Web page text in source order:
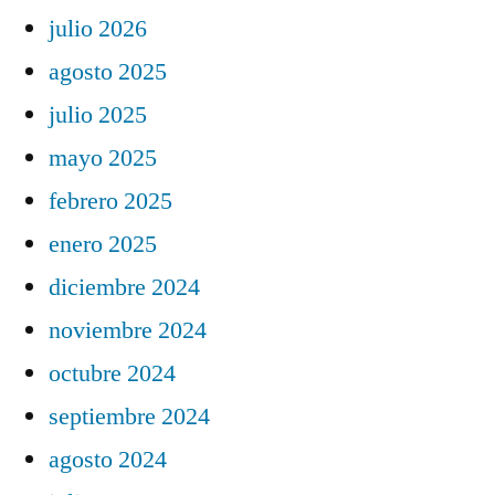
julio 2026
agosto 2025
julio 2025
mayo 2025
febrero 2025
enero 2025
diciembre 2024
noviembre 2024
octubre 2024
septiembre 2024
agosto 2024